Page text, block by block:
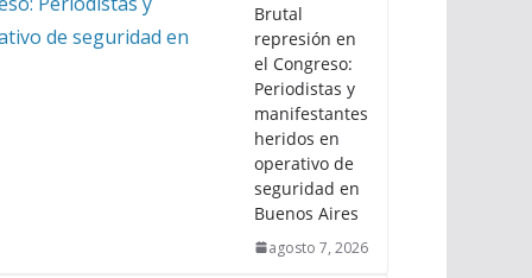
Brutal
represión en
el Congreso:
Periodistas y
manifestantes
heridos en
operativo de
seguridad en
Buenos Aires
agosto 7, 2026